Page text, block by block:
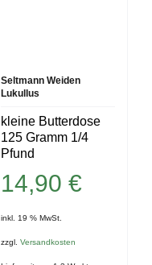
Seltmann Weiden
Lukullus
kleine Butterdose
125 Gramm 1/4
Pfund
14,90€
inkl. 19 % MwSt.
zzgl.Versandkosten